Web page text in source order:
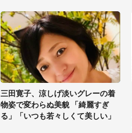
三田寛子、涼しげ淡いグレーの着
物姿で変わらぬ美貌 「綺麗すぎ
る」「いつも若々しくて美しい」